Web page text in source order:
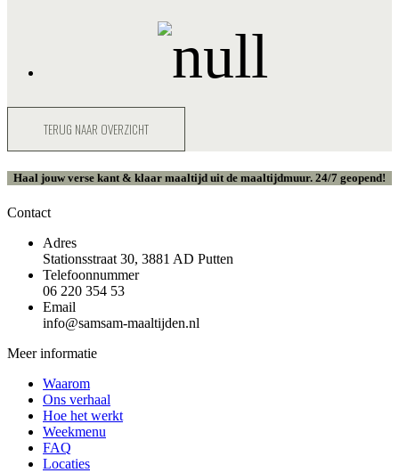
TERUG NAAR OVERZICHT
Haal jouw verse kant & klaar maaltijd uit de maaltijdmuur. 24/7 geopend!
Contact
Adres
Stationsstraat 30, 3881 AD Putten
Telefoonnummer
06 220 354 53
Email
info@samsam-maaltijden.nl
Meer informatie
Waarom
Ons verhaal
Hoe het werkt
Weekmenu
FAQ
Locaties